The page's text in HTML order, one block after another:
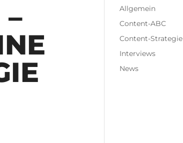
Allgemein
Content-ABC
Content-Strategie
Interviews
News